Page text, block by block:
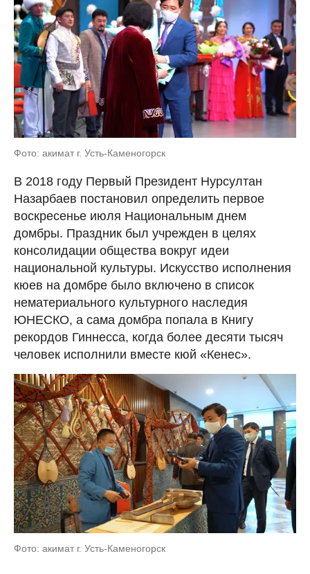
Фото: акимат г. Усть-Каменогорск
В 2018 году Первый Президент Нурсултан
Назарбаев постановил определить первое
воскресенье июля Национальным днем
домбры. Праздник был учрежден в целях
консолидации общества вокруг идеи
национальной культуры. Искусство исполнения
кюев на домбре было включено в список
нематериального культурного наследия
ЮНЕСКО, а сама домбра попала в Книгу
рекордов Гиннесса, когда более десяти тысяч
человек исполнили вместе кюй «Кенес».
Фото: акимат г. Усть-Каменогорск